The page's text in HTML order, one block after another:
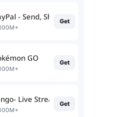
- Send, Shop, Manage
Get
GO Get
Live Stream, Video Chat
Get